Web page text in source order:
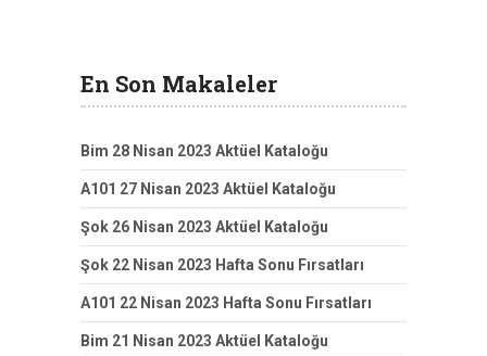
En Son Makaleler
Bim 28 Nisan 2023 Aktüel Kataloğu
A101 27 Nisan 2023 Aktüel Kataloğu
Şok 26 Nisan 2023 Aktüel Kataloğu
Şok 22 Nisan 2023 Hafta Sonu Fırsatları
A101 22 Nisan 2023 Hafta Sonu Fırsatları
Bim 21 Nisan 2023 Aktüel Kataloğu